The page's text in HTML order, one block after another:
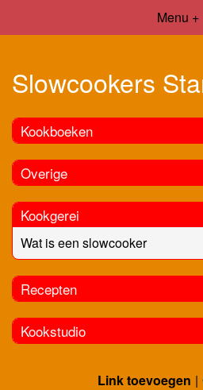
Menu +
Slowcookers
Kookboeken
Overige
Kookgerei
Wat is een slowcooker
Recepten
Kookstudio
Link toevoegen